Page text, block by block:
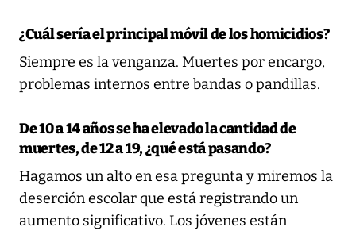
¿Cuál sería el principal móvil de los homicidios?
Siempre es la venganza. Muertes por encargo,
problemas internos entre bandas o pandillas.
De 10 a 14 años se ha elevado la cantidad de
muertes, de 12 a 19, ¿qué está pasando?
Hagamos un alto en esa pregunta y miremos la
deserción escolar que está registrando un
aumento significativo. Los jóvenes están